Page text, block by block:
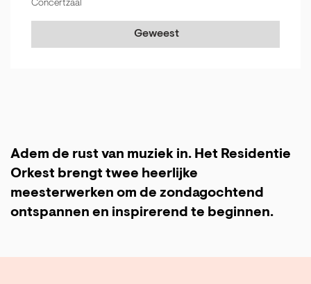
Concertzaal
Geweest
Adem de rust van muziek in. Het Residentie
Orkest brengt twee heerlijke
meesterwerken om de zondagochtend
ontspannen en inspirerend te beginnen.